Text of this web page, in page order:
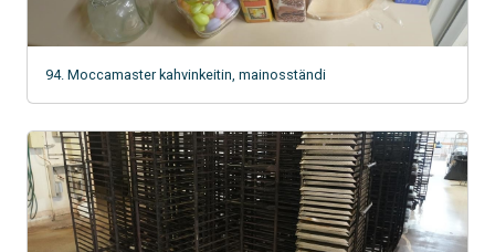
94. Moccamaster kahvinkeitin, mainosständi